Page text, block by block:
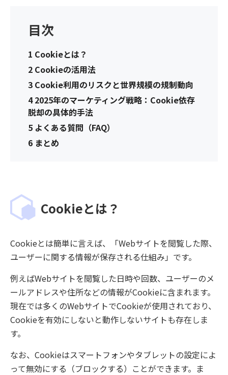
目次
1 Cookieとは？
2 Cookieの活用法
3 Cookie利用のリスクと世界規模の規制動向
42025年のマーケティング戦略：Cookie依存
脱却の具体的手法
5 よくある質問（FAQ）
6 まとめ
Cookieとは？
Cookieとは簡単に言えば、「Webサイトを閲覧した際、
ユーザーに関する情報が保存される仕組み」です。
例えばWebサイトを閲覧した日時や回数、ユーザーのメ
ールアドレスや住所などの情報がCookieに含まれます。
現在では多くのWebサイトでCookieが使用されており、
Cookieを有効にしないと動作しないサイトも存在しま
す。
なお、Cookieはスマートフォンやタブレットの設定によ
って無効にする（ブロックする）ことができます。ま